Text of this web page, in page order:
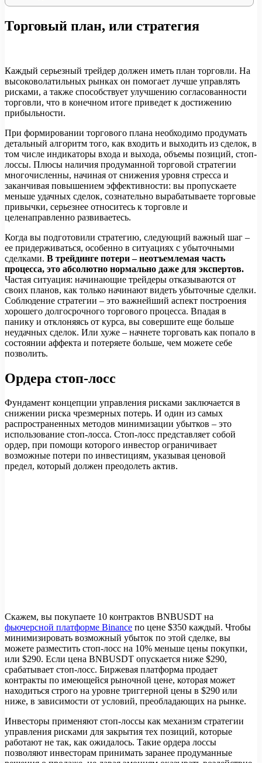
Торговый план, или стратегия
Каждый серьезный трейдер должен иметь план торговли. На
высоковолатильных рынках он помогает лучше управлять
рисками, а также способствует улучшению согласованности
торговли, что в конечном итоге приведет к достижению
прибыльности.
При формировании торгового плана необходимо продумать
детальный алгоритм того, как входить и выходить из сделок, в
том числе индикаторы входа и выхода, объемы позиций, стоп-
лоссы. Плюсы наличия продуманной торговой стратегии
многочисленны, начиная от снижения уровня стресса и
заканчивая повышением эффективности: вы пропускаете
меньше удачных сделок, сознательно вырабатываете торговые
привычки, серьезнее относитесь к торговле и
целенаправленно развиваетесь.
Когда вы подготовили стратегию, следующий важный шаг –
ее придерживаться, особенно в ситуациях с убыточными
сделками. В трейдинге потери – неотъемлемая часть
процесса, это абсолютно нормально даже для экспертов.
Частая ситуация: начинающие трейдеры отказываются от
своих планов, как только начинают видеть убыточные сделки.
Соблюдение стратегии – это важнейший аспект построения
хорошего долгосрочного торгового процесса. Впадая в
панику и отклоняясь от курса, вы совершите еще больше
неудачных сделок. Или хуже – начнете торговать как попало в
состоянии аффекта и потеряете больше, чем можете себе
позволить.
Ордера стоп-лосс
Фундамент концепции управления рисками заключается в
снижении риска чрезмерных потерь. И один из самых
распространенных методов минимизации убытков – это
использование стоп-лосса. Стоп-лосс представляет собой
ордер, при помощи которого инвестор ограничивает
возможные потери по инвестициям, указывая ценовой
предел, который должен преодолеть актив.
Скажем, вы покупаете 10 контрактов BNBUSDT на
фьючерсной платформе Binance по цене $350 каждый. Чтобы
минимизировать возможный убыток по этой сделке, вы
можете разместить стоп-лосс на 10% меньше цены покупки,
или $290. Если цена BNBUSDT опускается ниже $290,
срабатывает стоп-лосс. Биржевая платформа продает
контракты по имеющейся рыночной цене, которая может
находиться строго на уровне триггерной цены в $290 или
ниже, в зависимости от условий, преобладающих на рынке.
Инвесторы применяют стоп-лоссы как механизм стратегии
управления рисками для закрытия тех позиций, которые
работают не так, как ожидалось. Такие ордера лоссы
позволяют инвесторам принимать заранее продуманные